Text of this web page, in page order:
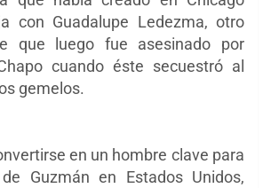
con Guadalupe Ledezma, otro
que luego fue asesinado por
cuando éste secuestró al
gemelos.
en un hombre clave para
Guzmán en Estados Unidos,